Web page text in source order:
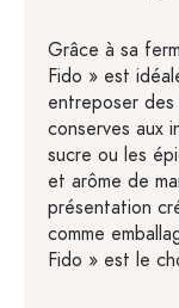
Grâce à sa
Fido » est
entreposer
conserves aux
sucre ou les
et arôme de
présentation
comme
Fido » est le